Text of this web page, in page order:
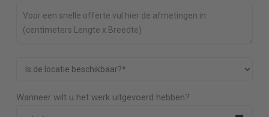
Wanneer wilt u het werk uitgevoerd hebben?